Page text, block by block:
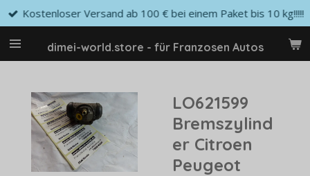
Zum
Hauptinhalt
springendimei-world.store - für Franzosen Autos
Kostenloser Versand ab 100 € bei einem Paket bis 10 kg!!!!!
LO621599
Bremszylind
er Citroen
Peugeot